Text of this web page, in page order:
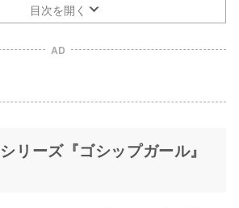
目次を開く
AD
リーズ『ゴシップガール』